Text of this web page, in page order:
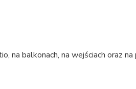
balkonach, na wejściach oraz na